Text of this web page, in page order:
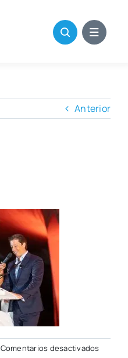
Anterior
Comentarios desactivadosen